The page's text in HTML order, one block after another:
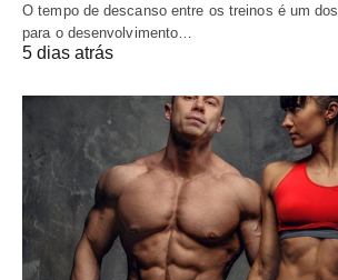
O tempo de descanso entre os treinos é um
para o desenvolvimento…
5 dias atrás